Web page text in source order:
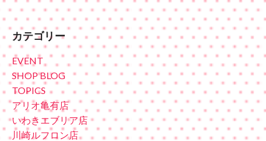
カテゴリー
EVENT
SHOP BLOG
TOPICS
アリオ亀有店
いわきエブリア店
川崎ルフロン店